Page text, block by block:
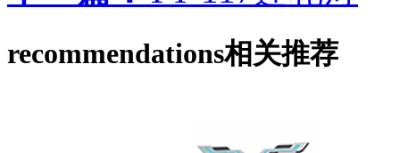
recommendations相关推荐